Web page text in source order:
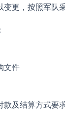
变更，按照军队
文件
款及结算方式要